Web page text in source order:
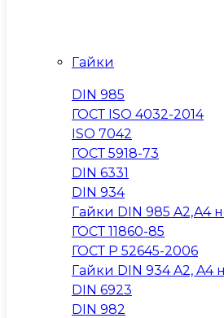
Гайки
DIN 985
ГОСТ ISO 4032-2014
ISO 7042
ГОСТ 5918-73
DIN 6331
DIN 934
Гайки DIN 985 A2,A4
ГОСТ 11860-85
ГОСТ Р 52645-2006
Гайки DIN 934 A2,
DIN 6923
DIN 982